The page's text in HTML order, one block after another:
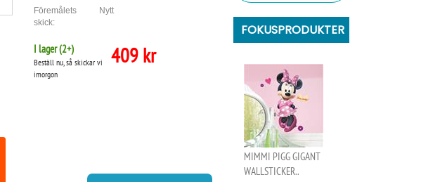
Föremålets
skick:
Nytt
I lager (2+)
Beställ nu, så skickar vi
imorgon
409 kr
FOKUSPRODUKTER
MIMMI PIGG GIGANT
WALLSTICKER..